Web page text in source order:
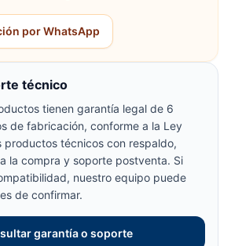
por WhatsApp
técnico
tienen garantía legal de 6
de fabricación, conforme a la Ley
productos técnicos con respaldo,
la compra y soporte postventa. Si
nuestro equipo puede
de confirmar.
garantía o soporte